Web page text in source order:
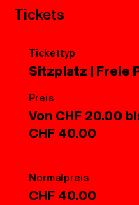
Tickets
Tickettyp
Sitzplatz | Freie
Preis
Von CHF 20.00
CHF 40.00
Normalpreis
CHF 40.00